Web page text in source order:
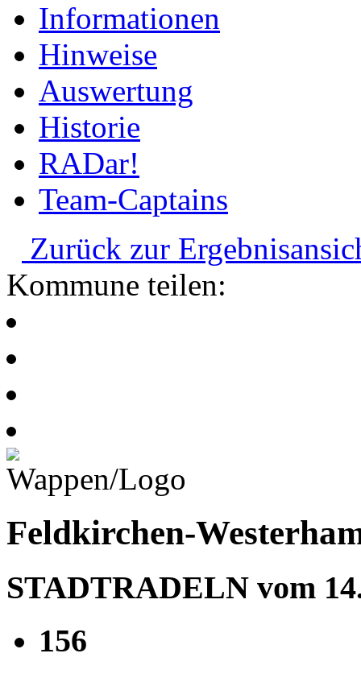
Informationen
Hinweise
Auswertung
Historie
RADar!
Team-Captains
Zurück zur
Kommune teilen:
Feldkirchen-
STADTRADELN vom
156